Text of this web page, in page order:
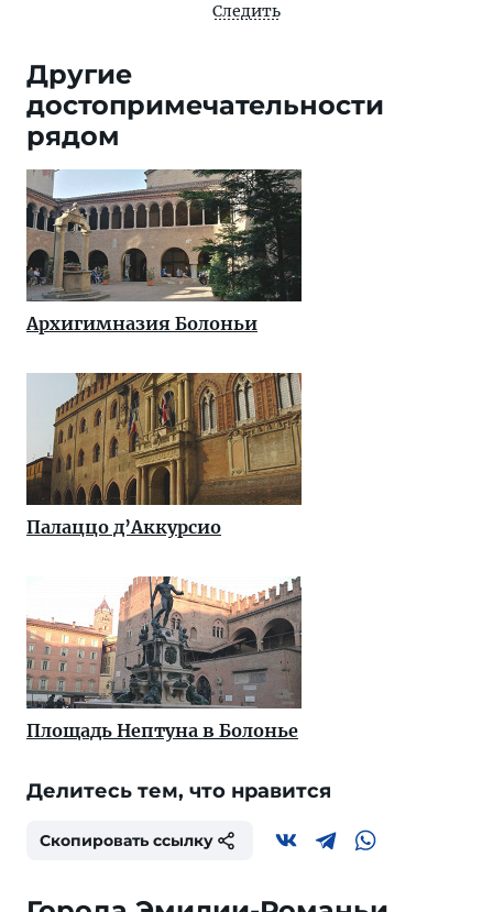
Следить
Другие
достопримечательности
рядом
Архигимназия Болоньи
Палаццо д’Аккурсио
Площадь Нептуна в Болонье
Делитесь тем, что нравится
Скопировать ссылку